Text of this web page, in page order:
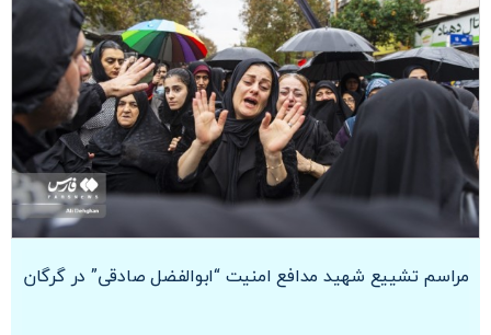
مراسم تشییع شهید مدافع امنیت “ابوالفضل صادقی” در گرگان